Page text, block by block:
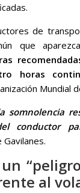
de
que
horas
Mundial
somnolencia
conductor
Gavilanes.
al